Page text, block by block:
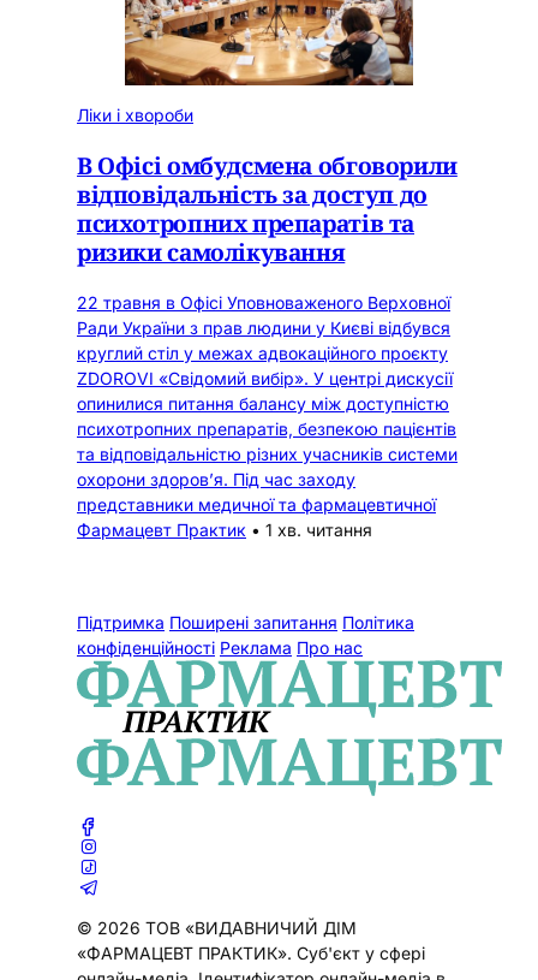
Ліки і хвороби
В Офісі омбудсмена обговорили
відповідальність за доступ до
психотропних препаратів та
ризики самолікування
22 травня в Офісі Уповноваженого Верховної
Ради України з прав людини у Києві відбувся
круглий стіл у межах адвокаційного проєкту
ZDOROVI «Свідомий вибір». У центрі дискусії
опинилися питання балансу між доступністю
психотропних препаратів, безпекою пацієнтів
та відповідальністю різних учасників системи
охорони здоров’я. Під час заходу
представники медичної та фармацевтичної
Фармацевт Практик • 1 хв. читання
Підтримка Поширені запитання Політика
конфіденційності Реклама Про нас
© 2026 ТОВ «ВИДАВНИЧИЙ ДІМ
«ФАРМАЦЕВТ ПРАКТИК». Cуб'єкт у сфері